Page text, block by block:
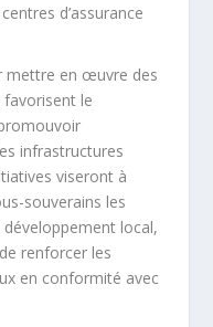
d’assurance
mettre en œuvre des
le
infrastructures
viseront à
souverains les
local,
renforcer les
en conformité avec